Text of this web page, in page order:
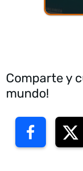
Comparte y
mundo!